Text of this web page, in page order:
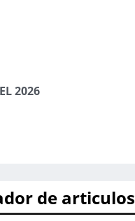
2026
de articulos